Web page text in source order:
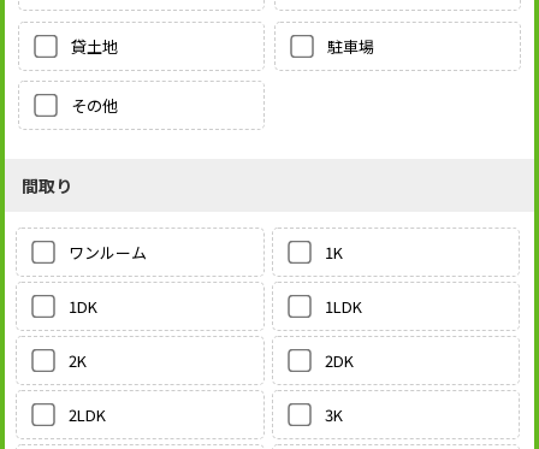
貸土地 駐車場
その他
間取り
ワンルーム 1K
1DK 1LDK
2K 2DK
2LDK 3K